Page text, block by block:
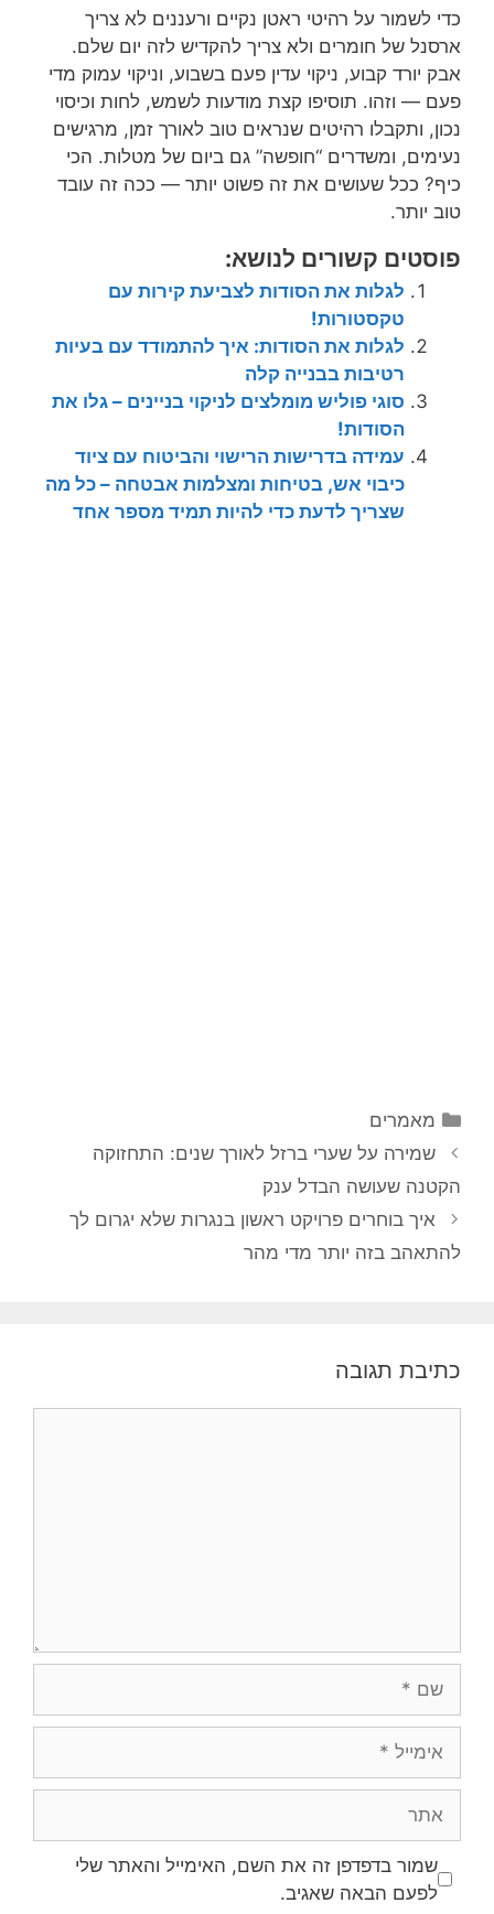
כדי לשמור על רהיטי ראטן נקיים ורעננים לא צריך
ארסנל של חומרים ולא צריך להקדיש לזה יום שלם.
אבק יורד קבוע, ניקוי עדין פעם בשבוע, וניקוי עמוק מדי
פעם — וזהו. תוסיפו קצת מודעות לשמש, לחות וכיסוי
נכון, ותקבלו רהיטים שנראים טוב לאורך זמן, מרגישים
נעימים, ומשדרים “חופשה” גם ביום של מטלות. הכי
כיף? ככל שעושים את זה פשוט יותר — ככה זה עובד
טוב יותר.
פוסטים קשורים לנושא:
לגלות את הסודות לצביעת קירות עם
טקסטורות!
לגלות את הסודות: איך להתמודד עם בעיות
רטיבות בבנייה קלה
סוגי פוליש מומלצים לניקוי בניינים – גלו את
הסודות!
עמידה בדרישות הרישוי והביטוח עם ציוד
כיבוי אש, בטיחות ומצלמות אבטחה – כל מה
שצריך לדעת כדי להיות תמיד מספר אחד
מאמרים
שמירה על שערי ברזל לאורך שנים: התחזוקה
הקטנה שעושה הבדל ענק
איך בוחרים פרויקט ראשון בנגרות שלא יגרום לך
להתאהב בזה יותר מדי מהר
כתיבת תגובה
שמור בדפדפן זה את השם, האימייל והאתר שלי
לפעם הבאה שאגיב.